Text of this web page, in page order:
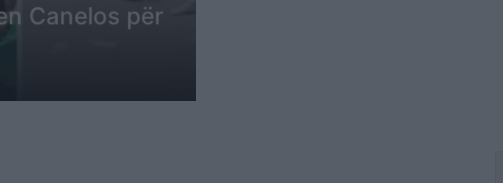
Canelos për